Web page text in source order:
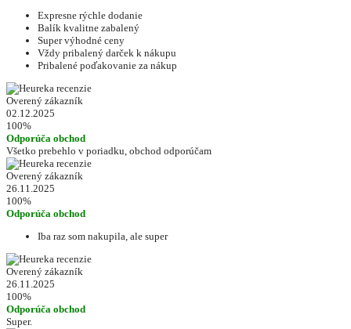
Expresne rýchle dodanie
Balík kvalitne zabalený
Super výhodné ceny
Vždy pribalený darček k nákupu
Pribalené poďakovanie za nákup
Overený zákazník
02.12.2025
100%
Odporúča obchod
Všetko prebehlo v poriadku, obchod odporúčam
Overený zákazník
26.11.2025
100%
Odporúča obchod
Iba raz som nakupila, ale super
Overený zákazník
26.11.2025
100%
Odporúča obchod
Super.